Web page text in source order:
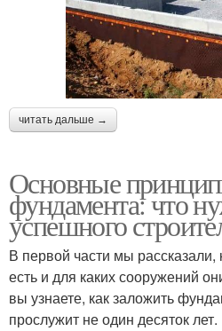
читать дальше →
Основные
фундамента: что
успешного
В первой части мы
есть и для каких сооружений
вы узнаете, как заложить
прослужит не один десяток лет.